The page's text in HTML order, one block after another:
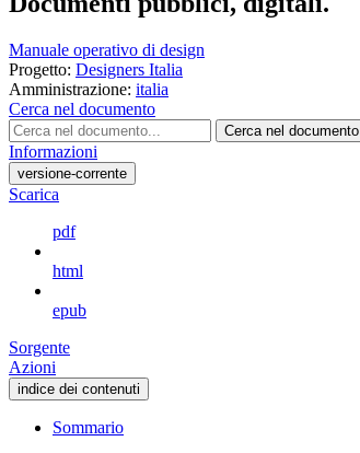
Manuale operativo di design
Progetto: Designers Italia
Amministrazione: italia
Cerca nel documento
Cerca nel documento
Informazioni
versione-corrente
Scarica
pdf
html
epub
Sorgente
Azioni
indice dei contenuti
Sommario